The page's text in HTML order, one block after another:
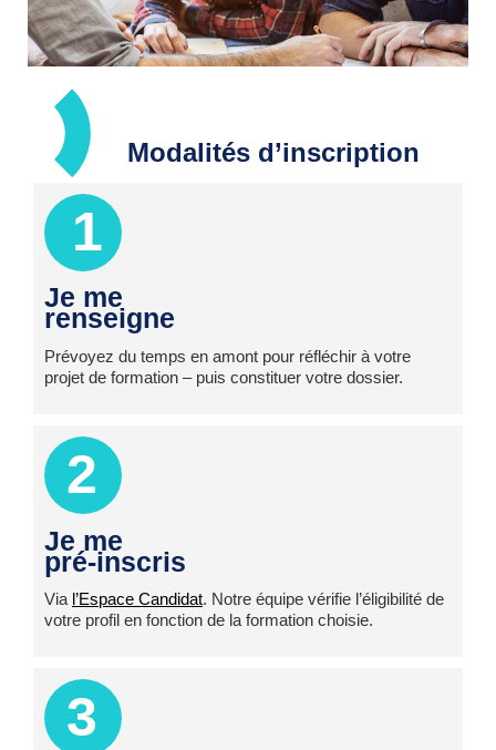
Modalités d’inscription
1
Je me
renseigne
Prévoyez du temps en amont pour réfléchir à votre
projet de formation – puis constituer votre dossier.
2
Je me
pré-inscris
Via l’Espace Candidat. Notre équipe vérifie l’éligibilité de
votre profil en fonction de la formation choisie.
3